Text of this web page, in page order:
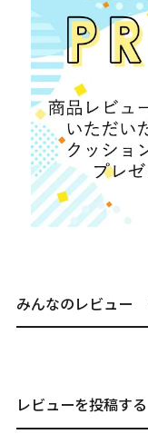
みんなのレビュー
レビューを投稿する